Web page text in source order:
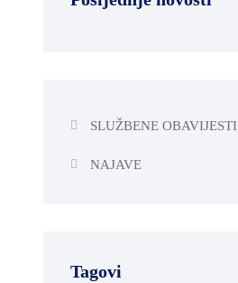
SLUŽBENE OBAVIJESTI
NAJAVE
Tagovi